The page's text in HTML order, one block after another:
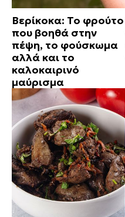
Βερίκοκα: Το φρούτο
που βοηθά στην
πέψη, το φούσκωμα
αλλά και το
καλοκαιρινό
μαύρισμα